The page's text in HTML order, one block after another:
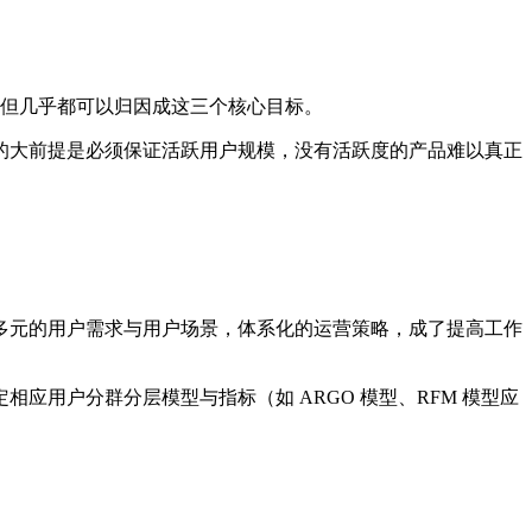
几乎都可以归因成这三个核心目标。
前提是必须保证活跃用户规模，没有活跃度的产品难以真正
的用户需求与用户场景，体系化的运营策略，成了提高工作
应用户分群分层模型与指标（如 ARGO 模型、RFM 模型应